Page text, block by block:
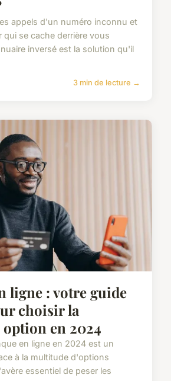
appels d'un numéro inconnu et
qui se cache derrière vous
inversé est la solution qu'il
3 min de lecture →
ligne : votre guide
choisir la
en 2024
en ligne en 2024 est un
à la multitude d'options
essentiel de peser les